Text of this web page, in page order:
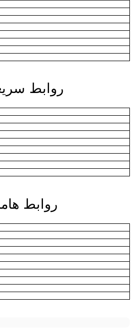
روابط
روابط